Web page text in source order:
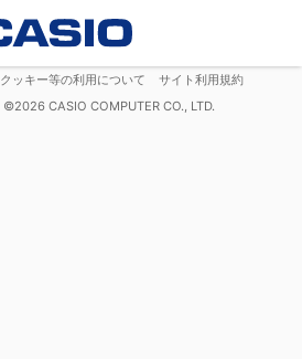
クッキー等の利用について
サイト利用規約
©2026 CASIO COMPUTER CO., LTD.